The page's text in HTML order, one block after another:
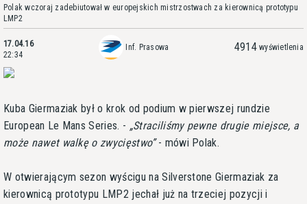
Polak wczoraj zadebiutował w europejskich mistrzostwach za kierownicą prototypu
LMP2
17.04.16
22:34
Inf. Prasowa 4914 wyświetlenia
Kuba Giermaziak był o krok od podium w pierwszej rundzie
European Le Mans Series. - Straciliśmy pewne drugie miejsce, a
może nawet walkę o zwycięstwo - mówi Polak.
W otwierającym sezon wyścigu na Silverstone Giermaziak za
kierownicą prototypu LMP2 jechał już na trzeciej pozycji i